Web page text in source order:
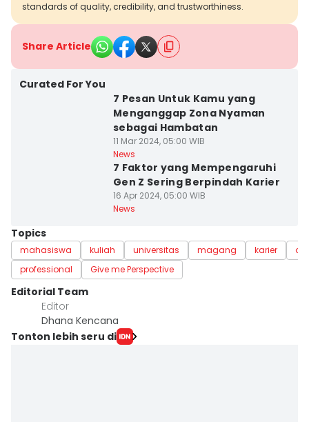
standards of quality, credibility, and trustworthiness.
Share Article
Curated For You
7 Pesan Untuk Kamu yang
Menganggap Zona Nyaman
sebagai Hambatan
11 Mar 2024, 05:00 WIB
News
7 Faktor yang Mempengaruhi
Gen Z Sering Berpindah Karier
16 Apr 2024, 05:00 WIB
News
Topics
mahasiswa kuliah universitas magang karier
professional
Give me Perspective
Editorial Team
Editor
Dhana Kencana
Tonton lebih seru di